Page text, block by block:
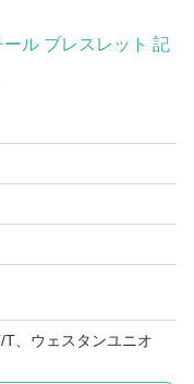
ル ブレスレット 記
、ウェスタンユニオ